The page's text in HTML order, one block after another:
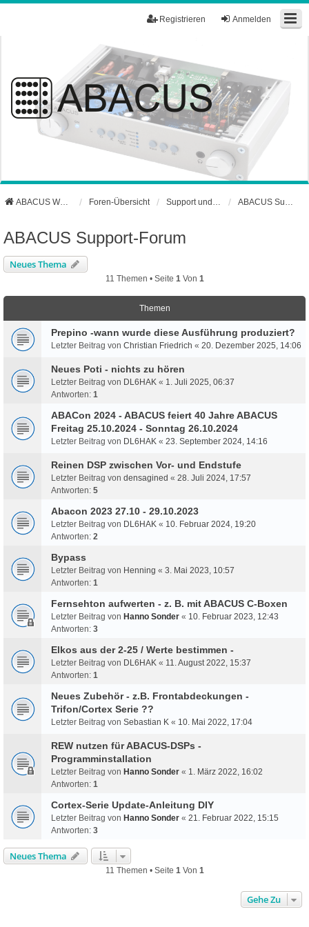
Anmelden
Registrieren
ABACUS Webseite Foren-Übersicht
ABACUS Support-Forum
Neues Thema
11 Themen • Seite 1 Von 1
Themen
Prepino -wann wurde diese Ausführung produziert?
Letzter Beitrag von Christian Friedrich « 20. Dezember 2025, 14:06
Neues Poti - nichts zu hören
Letzter Beitrag von DL6HAK « 1. Juli 2025, 06:37
Antworten: 1
ABACon 2024 - ABACUS feiert 40 Jahre ABACUS
Freitag 25.10.2024 - Sonntag 26.10.2024
Letzter Beitrag von DL6HAK « 23. September 2024, 14:16
Reinen DSP zwischen Vor- und Endstufe
Letzter Beitrag von densagined « 28. Juli 2024, 17:57
Antworten: 5
Abacon 2023 27.10 - 29.10.2023
Letzter Beitrag von DL6HAK « 10. Februar 2024, 19:20
Antworten: 2
Bypass
Letzter Beitrag von Henning « 3. Mai 2023, 10:57
Antworten: 1
Fernsehton aufwerten - z. B. mit ABACUS C-Boxen
Letzter Beitrag von Hanno Sonder « 10. Februar 2023, 12:43
Antworten: 3
Elkos aus der 2-25 / Werte bestimmen -
Letzter Beitrag von DL6HAK « 11. August 2022, 15:37
Antworten: 1
Neues Zubehör - z.B. Frontabdeckungen -
Trifon/Cortex Serie ??
Letzter Beitrag von Sebastian K « 10. Mai 2022, 17:04
REW nutzen für ABACUS-DSPs -
Programminstallation
Letzter Beitrag von Hanno Sonder « 1. März 2022, 16:02
Antworten: 1
Cortex-Serie Update-Anleitung DIY
Letzter Beitrag von Hanno Sonder « 21. Februar 2022, 15:15
Antworten: 3
Neues Thema
11 Themen • Seite 1 Von 1
Gehe Zu